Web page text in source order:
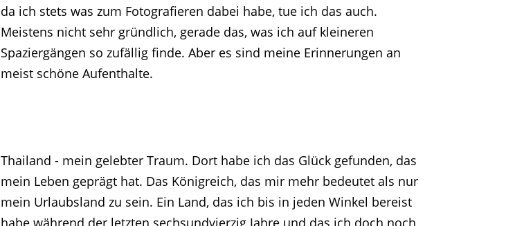
da ich stets was zum Fotografieren dabei habe, tue ich das auch.
Meistens nicht sehr gründlich, gerade das, was ich auf kleineren
Spaziergängen so zufällig finde. Aber es sind meine Erinnerungen an
meist schöne Aufenthalte.
Thailand - mein gelebter Traum. Dort habe ich das Glück gefunden, das
mein Leben geprägt hat. Das Königreich, das mir mehr bedeutet als nur
mein Urlaubsland zu sein. Ein Land, das ich bis in jeden Winkel bereist